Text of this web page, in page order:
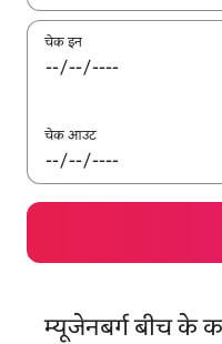
चेक इन
चेक आउट
म्यूजेनबर्ग बीच के